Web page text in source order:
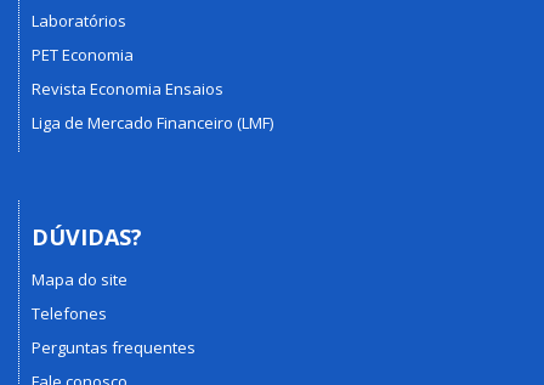
Laboratórios
PET Economia
Revista Economia Ensaios
Liga de Mercado Financeiro (LMF)
DÚVIDAS?
Mapa do site
Telefones
Perguntas frequentes